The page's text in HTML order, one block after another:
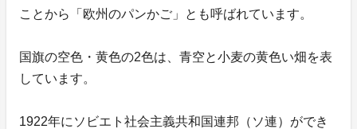
ことから「欧州のパンかご」とも呼ばれています。
国旗の空色・黄色の2色は、青空と小麦の黄色い畑を表
しています。
1922年にソビエト社会主義共和国連邦（ソ連）ができ